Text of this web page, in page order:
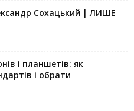
Сохацький | ЛИШЕ
і планшетів: як
і обрати